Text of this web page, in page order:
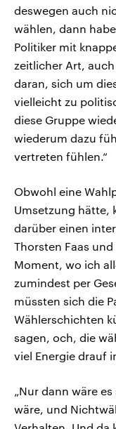
deswegen auch
wählen, dann
Politiker mit
zeitlicher Art,
daran, sich um
vielleicht zu
diese Gruppe
wiederum dazu
vertreten fühlen.“
Obwohl eine
Umsetzung hätte,
darüber einen
Thorsten Faas
Moment, wo ich
zumindest per
müssten sich die
Wählerschichten
sagen, och, die
viel Energie drauf
„Nur dann wäre
wäre, und